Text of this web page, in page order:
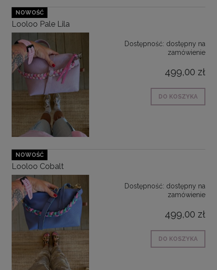
Looloo Pale Lila
Dostępność: dostępny na
zamówienie
499,00 zł
DO KOSZYKA
NOWOŚĆ
Looloo Cobalt
Dostępność: dostępny na
zamówienie
499,00 zł
DO KOSZYKA
NOWOŚĆ